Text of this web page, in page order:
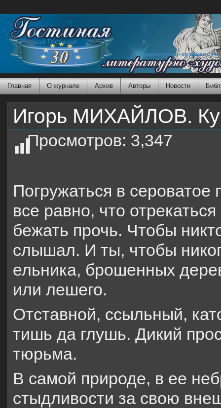
Журнал Гостиная
Литературно-
Главная О журнале Архив Авторы Новости
Игорь МИХАЙЛОВ.
Просмотров: 3,347
Погружаться в сероватое
все равно, что
бежать прочь. Чтобы
слышал. И ты, чтобы
ельника, брошенных
или лешего.
Отставной, ссыльный,
тишь да глушь. Дикий
тюрьма.
В самой природе, в ее
стыдливости за свою